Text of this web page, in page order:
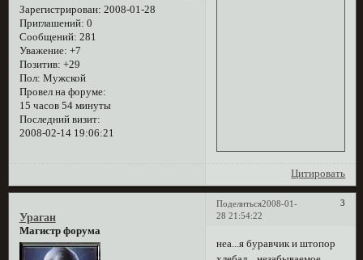
Зарегистрирован: 2008-01-28
Приглашений: 0
Сообщений: 281
Уважение: +7
Позитив: +29
Пол: Мужской
Провел на форуме:
15 часов 54 минуты
Последний визит:
2008-02-14 19:06:21
Цитировать
Поделиться 3
2008-01-
28 21:54:22
Ураган
Магистр форума
неа...я буравчик и штопор